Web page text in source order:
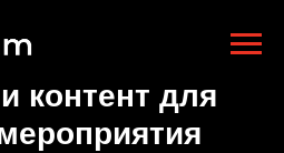
контент для